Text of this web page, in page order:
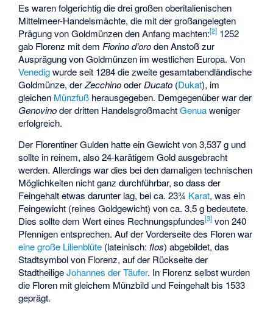
Es waren folgerichtig die drei großen oberitalienischen
Mittelmeer-Handelsmächte, die mit der großangelegten
Prägung von Goldmünzen den Anfang machten:[2] 1252
gab Florenz mit dem Fiorino d’oroden Anstoß zur
Ausprägung von Goldmünzen im westlichen Europa. Von
Venedigwurde seit 1284 die zweite gesamtabendländische
Goldmünze, derZecchinooderDucato (Dukat), im
gleichen Münzfuß herausgegeben. Demgegenüber war der
Genovinoder dritten HandelsgroßmachtGenuaweniger
erfolgreich.
Der Florentiner Gulden hatte ein Gewicht von 3,537 g und
sollte in reinem, also 24-karätigem Gold ausgebracht
werden. Allerdings war dies bei den damaligen technischen
Möglichkeiten nicht ganz durchführbar, so dass der
Feingehalt etwas darunter lag, bei ca. 23¾ Karat, was ein
Feingewicht (reines Goldgewicht) von ca. 3,5 g bedeutete.
Dies sollte dem Wert eines Rechnungspfundes[3] von 240
Pfennigen entsprechen. Auf der Vorderseite des Floren war
eine große Lilienblüte (lateinisch:flos) abgebildet, das
Stadtsymbol von Florenz, auf der Rückseite der
StadtheiligeJohannes der Täufer. In Florenz selbst wurden
die Floren mit gleichem Münzbild und Feingehalt bis 1533
geprägt.